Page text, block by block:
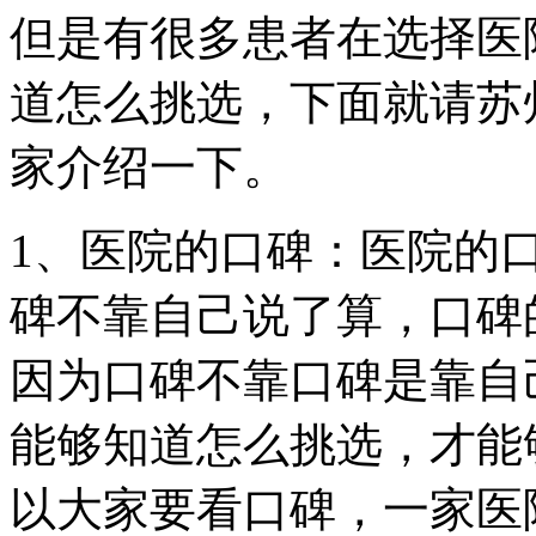
但是有很多患者在选择
道怎么挑选，下面就请
家介绍一下。
1、医院的口碑：医院的
碑不靠自己说了算，口
因为口碑不靠口碑是靠
能够知道怎么挑选，才
以大家要看口碑，一家